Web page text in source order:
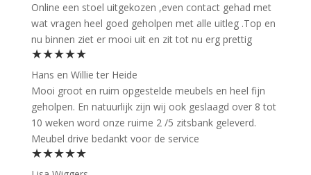
Online een stoel uitgekozen ,even contact gehad met
wat vragen heel goed geholpen met alle uitleg .Top en
nu binnen ziet er mooi uit en zit tot nu erg prettig
★★★★★
Hans en Willie ter Heide
Mooi groot en ruim opgestelde meubels en heel fijn
geholpen. En natuurlijk zijn wij ook geslaagd over 8 tot
10 weken word onze ruime 2 /5 zitsbank geleverd.
Meubel drive bedankt voor de service
★★★★★